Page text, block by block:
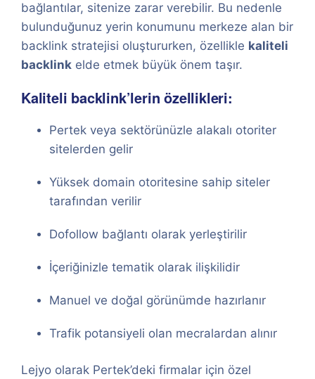
bağlantılar, sitenize zarar verebilir. Bu nedenle
bulunduğunuz yerin konumunu merkeze alan bir
backlink stratejisi oluştururken, özellikle kaliteli
backlink elde etmek büyük önem taşır.
Kaliteli backlink’lerin özellikleri:
Pertek veya sektörünüzle alakalı otoriter
sitelerden gelir
Yüksek domain otoritesine sahip siteler
tarafından verilir
Dofollow bağlantı olarak yerleştirilir
İçeriğinizle tematik olarak ilişkilidir
Manuel ve doğal görünümde hazırlanır
Trafik potansiyeli olan mecralardan alınır
Lejyo olarak Pertek’deki firmalar için özel